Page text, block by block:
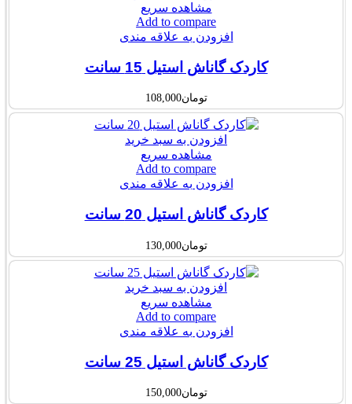
مشاهده سریع
Add to compare
افزودن به علاقه مندی
کاردک گاناش استیل 15 سانت
تومان108,000
افزودن به سبد خرید
مشاهده سریع
Add to compare
افزودن به علاقه مندی
کاردک گاناش استیل 20 سانت
تومان130,000
افزودن به سبد خرید
مشاهده سریع
Add to compare
افزودن به علاقه مندی
کاردک گاناش استیل 25 سانت
تومان150,000